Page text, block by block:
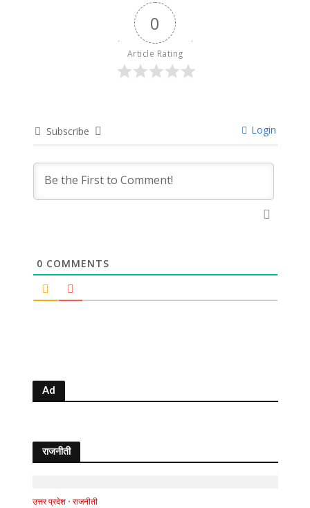
0
Article Rating
Subscribe Login
0 COMMENTS
Ad
राजनीती
उत्तर प्रदेश • राजनीती